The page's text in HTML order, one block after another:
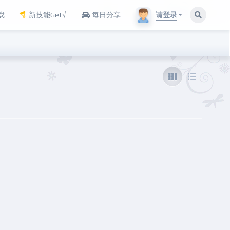
新技能Get√ 每日分享 请登录